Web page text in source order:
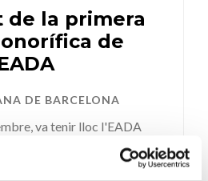
de la primera
de
DE BARCELONA
va tenir lloc l'EADA
al Palau de Congressos de